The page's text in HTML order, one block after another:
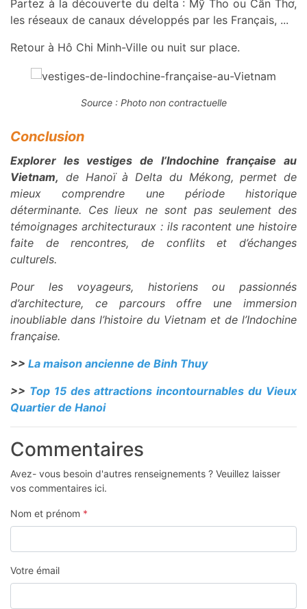
Partez à la découverte du delta : Mỹ Tho ou Cần Thơ,
les réseaux de canaux développés par les Français, ...
Retour à Hô Chi Minh-Ville ou nuit sur place.
Source : Photo non contractuelle
Conclusion
Explorer les vestiges de l’Indochine française au
Vietnam, de Hanoï à Delta du Mékong, permet de
mieux comprendre une période historique
déterminante. Ces lieux ne sont pas seulement des
témoignages architecturaux : ils racontent une histoire
faite de rencontres, de conflits et d’échanges
culturels.
Pour les voyageurs, historiens ou passionnés
d’architecture, ce parcours offre une immersion
inoubliable dans l’histoire du Vietnam et de l’Indochine
française.
>> La maison ancienne de Binh Thuy
>> Top 15 des attractions incontournables du Vieux
Quartier de Hanoi
Commentaires
Avez- vous besoin d'autres renseignements ? Veuillez laisser
vos commentaires ici.
Nom et prénom *
Votre émail